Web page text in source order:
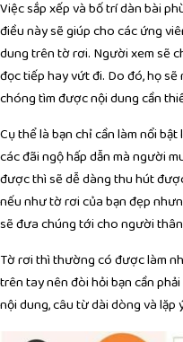
Việc sắp xếp và bố trí dàn bài
điều này sẽ giúp cho các ứng
dung trên tờ rơi. Người xem sẽ
đọc tiếp hay vứt đi. Do đó, họ
chóng tìm được nội dung cần
Cụ thể là bạn chỉ cần làm nổi
các đãi ngộ hấp dẫn mà người
được thì sẽ dễ dàng thu hút
nếu như tờ rơi của bạn đẹp
sẽ đưa chúng tới cho người
Tờ rơi thì thường có được làm
trên tay nên đòi hỏi bạn cần
nội dung, câu từ dài dòng và lặp